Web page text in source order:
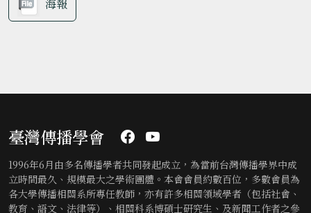
海報
臺灣傳播學會
1996年6月由多名傳播學者共同發起成立，為當前台灣傳播學界中成
立時間最久、規模最大之學術團體。本會會員約數百位，多數會員為
各大學傳播相關系所專任教師，亦有許多相關領域學者（包括社會、
教育、語文、法律等）、相關科系博碩士研究生、及新聞工作者之參